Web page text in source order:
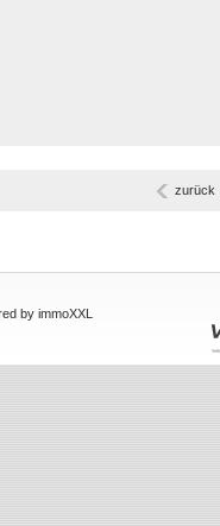
zurück
by immoXXL